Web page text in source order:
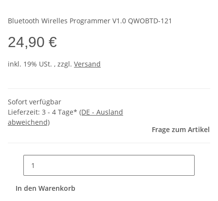
Bluetooth Wirelles Programmer V1.0 QWOBTD-121
24,90 €
inkl. 19% USt. , zzgl. Versand
Sofort verfügbar
Lieferzeit: 3 - 4 Tage* (DE - Ausland
abweichend)
Frage zum Artikel
In den Warenkorb